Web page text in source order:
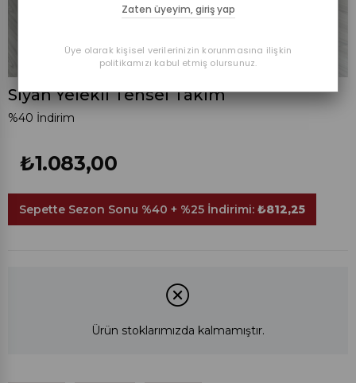
Siyah Yelekli Tensel Takım
%40 İndirim
₺1.083,00
Sepette Sezon Sonu %40 + %25 İndirimi: ₺812,25
Ürün stoklarımızda kalmamıştır.
Zaten üyeyim, giriş yap
Üye olarak kişisel verilerinizin korunmasına ilişkin
politikamızı kabul etmiş olursunuz.